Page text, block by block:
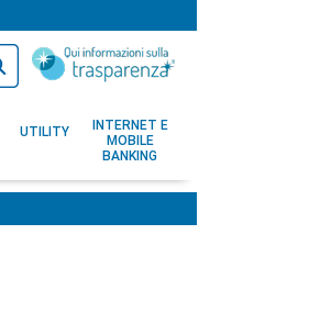
UTILITY
INTERNET E
MOBILE
BANKING